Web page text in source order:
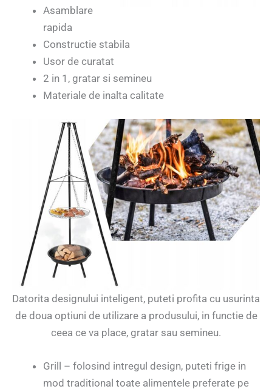
Asamblare
rapida
Constructie stabila
Usor de curatat
2 in 1, gratar si semineu
Materiale de inalta calitate
Datorita designului inteligent, puteti profita cu usurinta
de doua optiuni de utilizare a produsului, in functie de
ceea ce va place, gratar sau semineu.
Grill – folosind intregul design, puteti frige in
mod traditional toate alimentele preferate pe